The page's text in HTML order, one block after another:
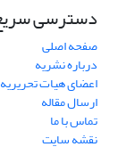
دسترسی
صفحه اصلی
درباره نشریه
اعضای هیات تحریریه
ارسال مقاله
تماس با ما
نقشه سایت